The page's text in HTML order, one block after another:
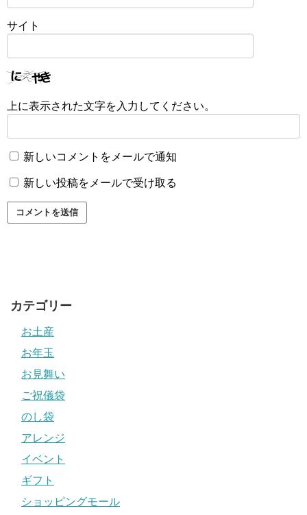
サイト
上に表示された文字を入力してください。
新しいコメントをメールで通知
新しい投稿をメールで受け取る
カテゴリー
お土産
お年玉
お見舞い
ご祝儀袋
のし袋
アレンジ
イベント
ギフト
ショッピングモール